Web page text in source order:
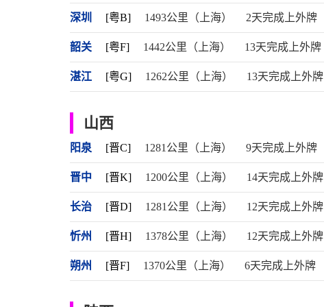
深圳 [粤B] 1493公里（上海） 2天完成上外牌
韶关 [粤F] 1442公里（上海） 13天完成上外牌
湛江 [粤G] 1262公里（上海） 13天完成上外牌
山西
阳泉 [晋C] 1281公里（上海） 9天完成上外牌
晋中 [晋K] 1200公里（上海） 14天完成上外牌
长治 [晋D] 1281公里（上海） 12天完成上外牌
忻州 [晋H] 1378公里（上海） 12天完成上外牌
朔州 [晋F] 1370公里（上海） 6天完成上外牌